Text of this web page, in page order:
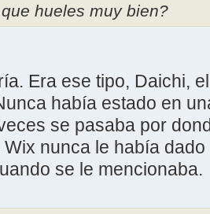
hueles muy bien?
Era ese tipo, Daichi,
había estado en
se pasaba por
Wix nunca le había
se le mencionaba.